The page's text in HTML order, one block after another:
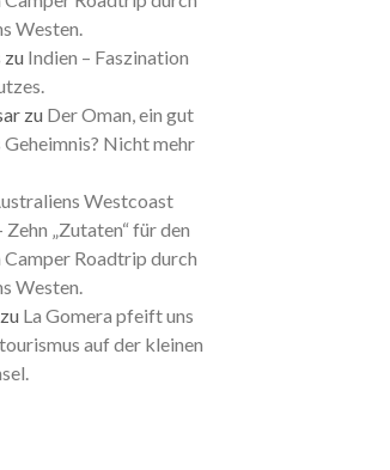
Westen.
zu Indien – Faszination
zu Der Oman, ein gut
Nicht mehr
Westcoast
„Zutaten“ für den
Roadtrip durch
Westen.
zu La Gomera pfeift uns
auf der kleinen